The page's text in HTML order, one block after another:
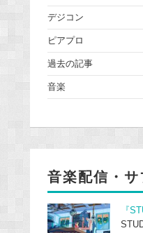
デジコン
ピアプロ
過去の記事
音楽
音楽配信・サ
『